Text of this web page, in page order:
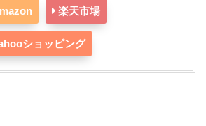
楽天市場
ショッピング